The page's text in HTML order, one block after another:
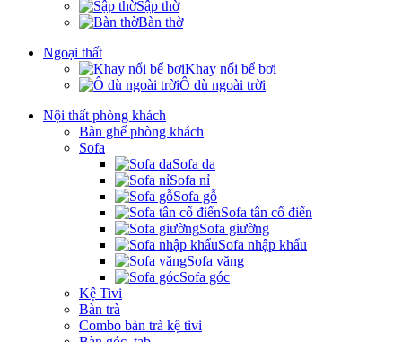
Sập thờ
Bàn thờ
Ngoại thất
Khay nổi bể bơi
Ô dù ngoài trời
Nội thất phòng khách
Bàn ghế phòng khách
Sofa
Sofa da
Sofa nỉ
Sofa gỗ
Sofa tân cổ điển
Sofa giường
Sofa nhập khẩu
Sofa văng
Sofa góc
Kệ Tivi
Bàn trà
Combo bàn trà kệ tivi